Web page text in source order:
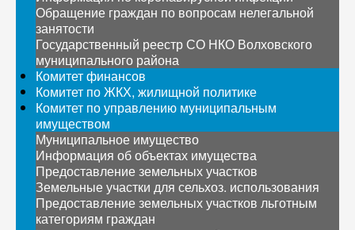
Обращение граждан по вопросам нелегальной
занятости
Государственный реестр СО НКО Волховского
муниципального района
Комитет финансов
Комитет по ЖКХ, жилищной политике
Комитет по управлению муниципальным
имуществом
Муниципальное имущество
Информация об объектах имущества
Предоставление земельных участков
Земельные участки для сельхоз. использования
Предоставление земельных участков льготным
категориям граждан